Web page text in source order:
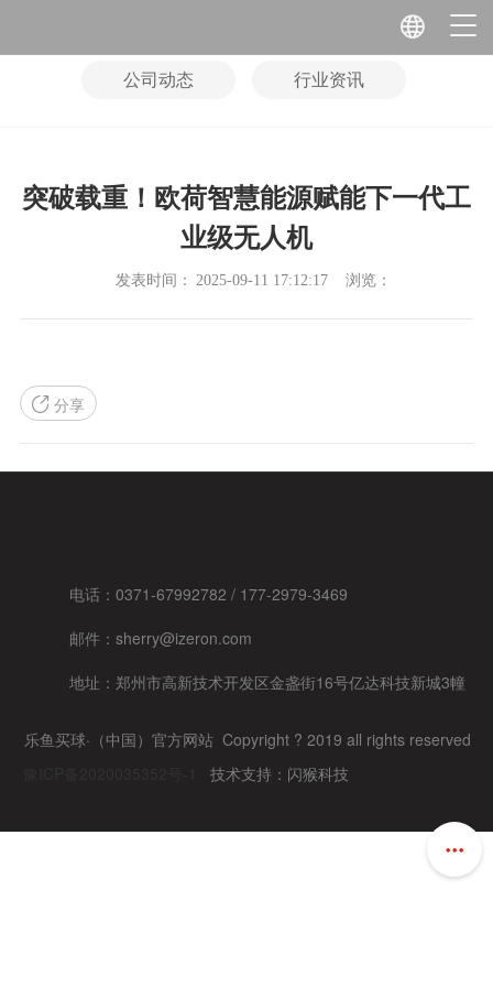
公司动态 行业资讯
突破载重！欧荷智慧能源赋能下一代工
业级无人机
发表时间： 2025-09-11 17:12:17 浏览：
分享
电话：0371-67992782 / 177-2979-3469
邮件：sherry@izeron.com
地址：郑州市高新技术开发区金盏街16号亿达科技新城3幢
乐鱼买球·（中国）官方网站 Copyright ? 2019 all rights reserved
技术支持：闪猴科技